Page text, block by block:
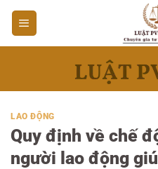
Bỏ
qua
nội
LAO ĐỘNG
Quy định về chế
người lao động